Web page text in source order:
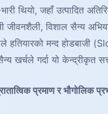
थियो, जहाँ उत्पादित
जीवनशैली, विशाल सैन्य
मन्द होडबाजी
खर्चले गर्दा यो केन्द्रीकृत
प्रमाण र भौगोलिक